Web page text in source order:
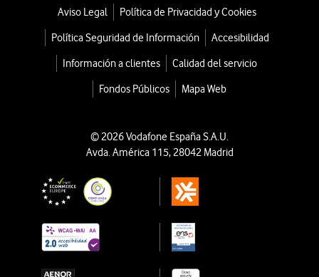
Aviso Legal
Política de Privacidad y Cookies
Política Seguridad de Información
Accesibilidad
Información a clientes
Calidad del servicio
Fondos Públicos
Mapa Web
© 2026 Vodafone España S.A.U.
Avda. América 115, 28042 Madrid